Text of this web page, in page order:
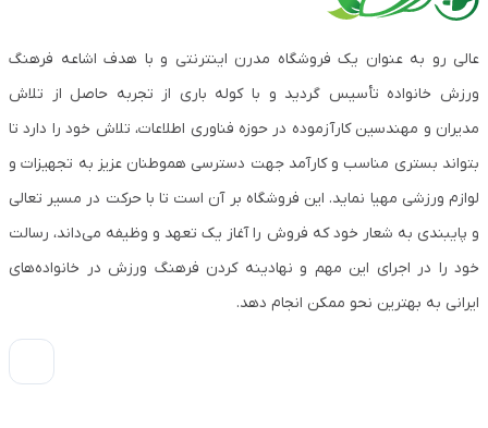
عالی رو به عنوان یک فروشگاه مدرن اینترنتی و با هدف اشاعه فرهنگ
ورزش خانواده تأسیس گردید و با کوله باری از تجربه حاصل از تلاش
مدیران و مهندسین کارآزموده در حوزه فناوری اطلاعات، تلاش خود را دارد تا
بتواند بستری مناسب و کارآمد جهت دسترسی هموطنان عزیز به تجهیزات و
لوازم ورزشی مهیا نماید. این فروشگاه بر آن است تا با حرکت در مسیر تعالی
و پایبندی به شعار خود که فروش را آغاز یک تعهد و وظیفه می‌داند، رسالت
خود را در اجرای این مهم و نهادینه کردن فرهنگ ورزش در خانواده‌های
ایرانی به بهترین نحو ممکن انجام دهد.